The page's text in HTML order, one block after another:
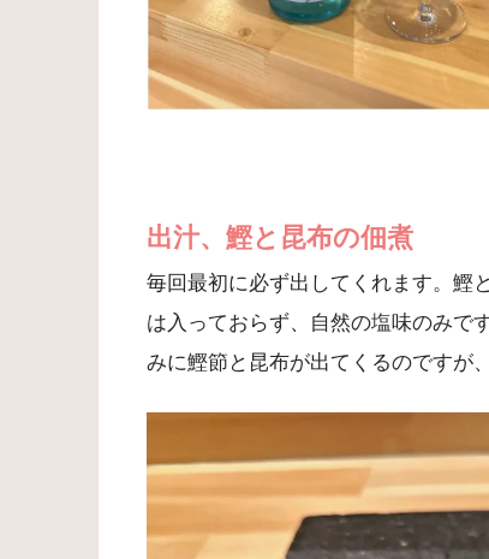
出汁、鰹と昆布の佃煮
毎回最初に必ず出してくれます。鰹
は入っておらず、自然の塩味のみで
みに鰹節と昆布が出てくるのですが